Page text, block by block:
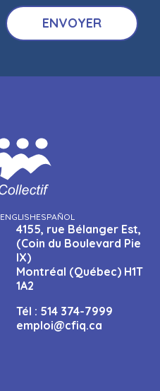
ENGLISHESPAÑOL
4155, rue Bélanger Est,
(Coin du Boulevard Pie
IX)
Montréal (Québec) H1T
1A2
Tél : 514 374-7999
emploi@cfiq.ca